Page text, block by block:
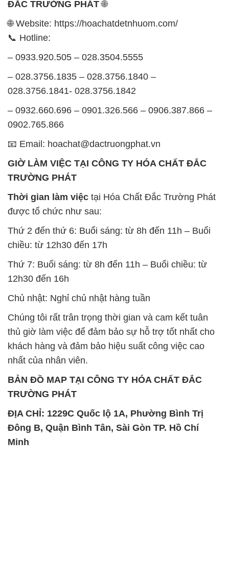
ĐẮC TRƯỜNG PHÁT🌐
🌐 Website: https://hoachatdetnhuom.com/
📞 Hotline:
– 0933.920.505 – 028.3504.5555
– 028.3756.1835 – 028.3756.1840 –
028.3756.1841- 028.3756.1842
– 0932.660.696 – 0901.326.566 – 0906.387.866 –
0902.765.866
📧 Email: hoachat@dactruongphat.vn
GIỜ LÀM VIỆC TẠI CÔNG TY HÓA CHẤT ĐẮC
TRƯỜNG PHÁT
Thời gian làm việc tại Hóa Chất Đắc Trường Phát
được tổ chức như sau:
Thứ 2 đến thứ 6: Buổi sáng: từ 8h đến 11h – Buổi
chiều: từ 12h30 đến 17h
Thứ 7: Buổi sáng: từ 8h đến 11h – Buổi chiều: từ
12h30 đến 16h
Chủ nhật: Nghỉ chủ nhật hàng tuần
Chúng tôi rất trân trọng thời gian và cam kết tuân
thủ giờ làm việc để đảm bảo sự hỗ trợ tốt nhất cho
khách hàng và đảm bảo hiệu suất công việc cao
nhất của nhân viên.
BẢN ĐỒ MAP TẠI CÔNG TY HÓA CHẤT ĐẮC
TRƯỜNG PHÁT
ĐỊA CHỈ: 1229C Quốc lộ 1A, Phường Bình Trị
Đông B, Quận Bình Tân, Sài Gòn TP. Hồ Chí
Minh